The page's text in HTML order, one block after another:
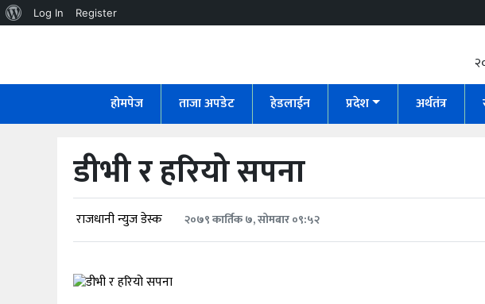
About
Log In Register
होमपेज
ताजा अपडेट हेडलाईन प्रदेश अर्थतंत्र
डीभी र हरियो सपना
राजधानी न्युज डेस्क २०७९ कार्तिक ७, सोमबार ०९:५२